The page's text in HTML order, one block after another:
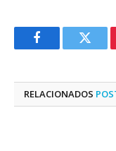
Facebook
RELACIONADOS